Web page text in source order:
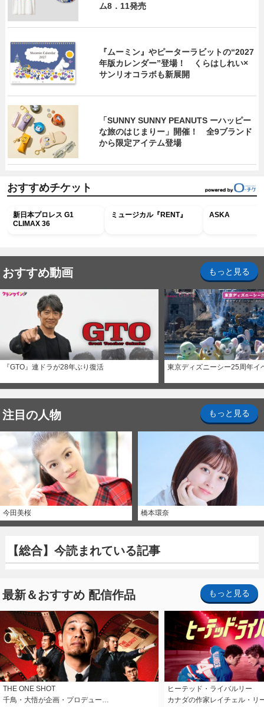
ム8．11発売
『ムーミン』やピーターラビットの“2027
年版カレンダー”登場！ くらはしれい×
サンリオコラボも新展開
「SUNNY SUNNY PEANUTS ーハッピー
な旅のはじまりー」開催！ 全9ブランド
から限定アイテム登場
おすすめチケット
新日本プロレス G1
CLIMAX 36
ミュージカル『RENT』 ASKA
おすすめ動画 もっと見る
『GTO』連ドラが28年ぶり復活 東京ディズニーシー25周年イ
注目の人物 もっと見る
今田美桜 橋本環奈
【総合】今読まれている記事
最新＆おすすめ 配信作品 もっと見る
THE ONE SHOT
千鳥・大悟が企画・プロデュー…
ヒーテッド・ライバルリー
カナダの作家レイチェル・リ